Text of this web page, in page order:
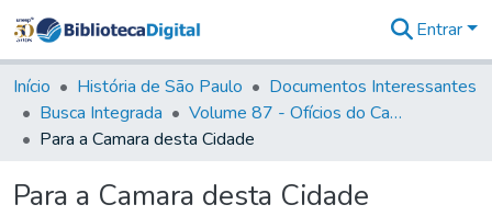
&
Coleções
Tudo na
Biblioteca
Estatísticas
Entrar
Início História de São Paulo
Documentos Interessantes
Busca Integrada
Volume 87 - Ofícios do Capitão General Antonio Manoel de Melo Castro e Mendonça (1797- 1801)
Para a Camara desta Cidade
Para a Camara desta Cidade